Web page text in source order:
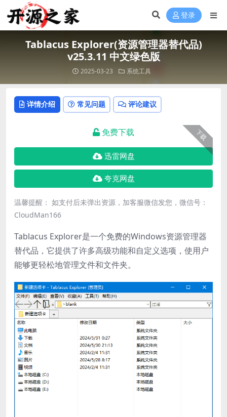
登录
Tablacus Explorer(资源管理器替代品)
v25.3.11 中文绿色版
2025-03-23 系统工具
详情介绍 常见问题 评论建议
下载
免费下载
迅雷网盘
夸克网盘
温馨提醒： 如支付后未弹出资源，加客服微信发您，微信号：
CloudMan166
Tablacus Explorer是一个免费的Windows资源管理器
替代品，它提供了许多高级功能和自定义选项，使用户
能够更轻松地管理文件和文件夹。